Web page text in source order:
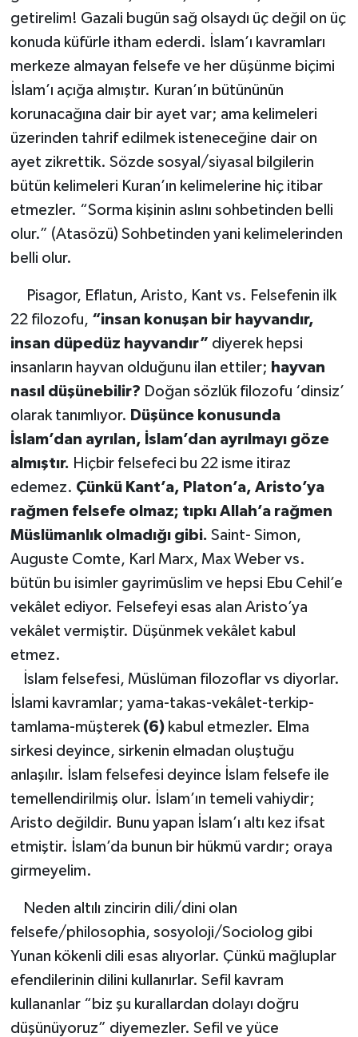
getirelim! Gazali bugün sağ olsaydı üç değil on üç
konuda küfürle itham ederdi. İslam’ı kavramları
merkeze almayan felsefe ve her düşünme biçimi
İslam’ı açığa almıştır. Kuran’ın bütününün
korunacağına dair bir ayet var; ama kelimeleri
üzerinden tahrif edilmek isteneceğine dair on
ayet zikrettik. Sözde sosyal/siyasal bilgilerin
bütün kelimeleri Kuran’ın kelimelerine hiç itibar
etmezler. “Sorma kişinin aslını sohbetinden belli
olur.” (Atasözü) Sohbetinden yani kelimelerinden
belli olur.
Pisagor, Eflatun, Aristo, Kant vs. Felsefenin ilk
22 filozofu, “insan konuşan bir hayvandır,
insan düpedüz hayvandır” diyerek hepsi
insanların hayvan olduğunu ilan ettiler; hayvan
nasıl düşünebilir? Doğan sözlük filozofu ‘dinsiz’
olarak tanımlıyor. Düşünce konusunda
İslam’dan ayrılan, İslam’dan ayrılmayı göze
almıştır. Hiçbir felsefeci bu 22 isme itiraz
edemez. Çünkü Kant’a, Platon’a, Aristo’ya
rağmen felsefe olmaz; tıpkı Allah’a rağmen
Müslümanlık olmadığı gibi. Saint- Simon,
Auguste Comte, Karl Marx, Max Weber vs.
bütün bu isimler gayrimüslim ve hepsi Ebu Cehil’e
vekâlet ediyor. Felsefeyi esas alan Aristo’ya
vekâlet vermiştir. Düşünmek vekâlet kabul
etmez.
İslam felsefesi, Müslüman filozoflar vs diyorlar.
İslami kavramlar; yama-takas-vekâlet-terkip-
tamlama-müşterek (6)kabul etmezler. Elma
sirkesi deyince, sirkenin elmadan oluştuğu
anlaşılır. İslam felsefesi deyince İslam felsefe ile
temellendirilmiş olur. İslam’ın temeli vahiydir;
Aristo değildir. Bunu yapan İslam’ı altı kez ifsat
etmiştir. İslam’da bunun bir hükmü vardır; oraya
girmeyelim.
Neden altılı zincirin dili/dini olan
felsefe/philosophia, sosyoloji/Sociolog gibi
Yunan kökenli dili esas alıyorlar. Çünkü mağluplar
efendilerinin dilini kullanırlar. Sefil kavram
kullananlar “biz şu kurallardan dolayı doğru
düşünüyoruz” diyemezler. Sefil ve yüce